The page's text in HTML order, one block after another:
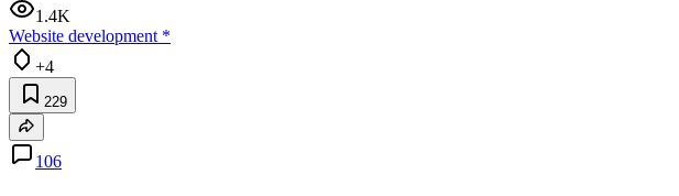
1.4K
Website development *
+4
229
106